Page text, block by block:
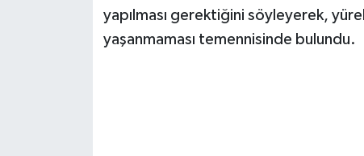
yapılması gerektiğini söyleyerek,
yaşanmaması temennisinde bulundu.